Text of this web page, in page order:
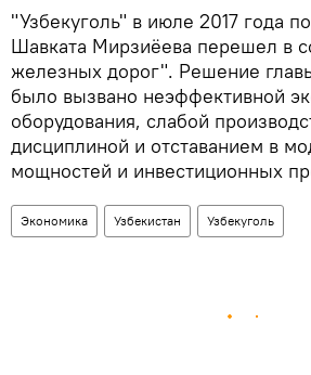
"Узбекуголь" в июле 2017 года
Шавката Мирзиёева перешел в
железных дорог". Решение
было вызвано неэффективной
оборудования, слабой
дисциплиной и отставанием в
мощностей и инвестиционных
Экономика Узбекистан Узбекуголь